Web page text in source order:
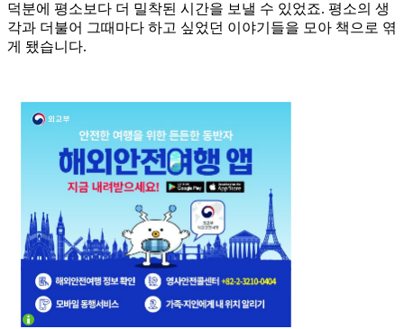
덕분에 평소보다 더 밀착된 시간을 보낼 수 있었죠. 평소의 생
각과 더불어 그때마다 하고 싶었던 이야기들을 모아 책으로 엮
게 됐습니다.